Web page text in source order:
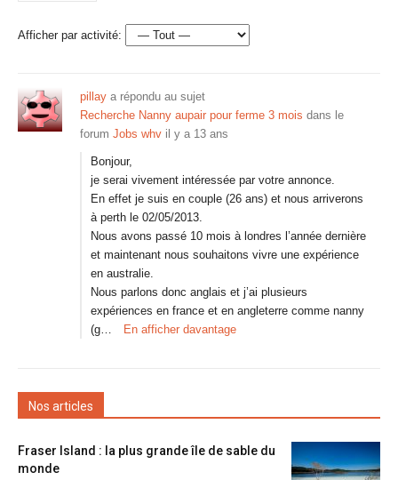
Afficher par activité:
pillay a répondu au sujet
Recherche Nanny aupair pour ferme 3 mois dans le
forum Jobs whv il y a 13 ans
Bonjour,
je serai vivement intéressée par votre annonce.
En effet je suis en couple (26 ans) et nous arriverons
à perth le 02/05/2013.
Nous avons passé 10 mois à londres l’année dernière
et maintenant nous souhaitons vivre une expérience
en australie.
Nous parlons donc anglais et j’ai plusieurs
expériences en france et en angleterre comme nanny
(g…
En afficher davantage
Nos articles
Fraser Island : la plus grande île de sable du
monde